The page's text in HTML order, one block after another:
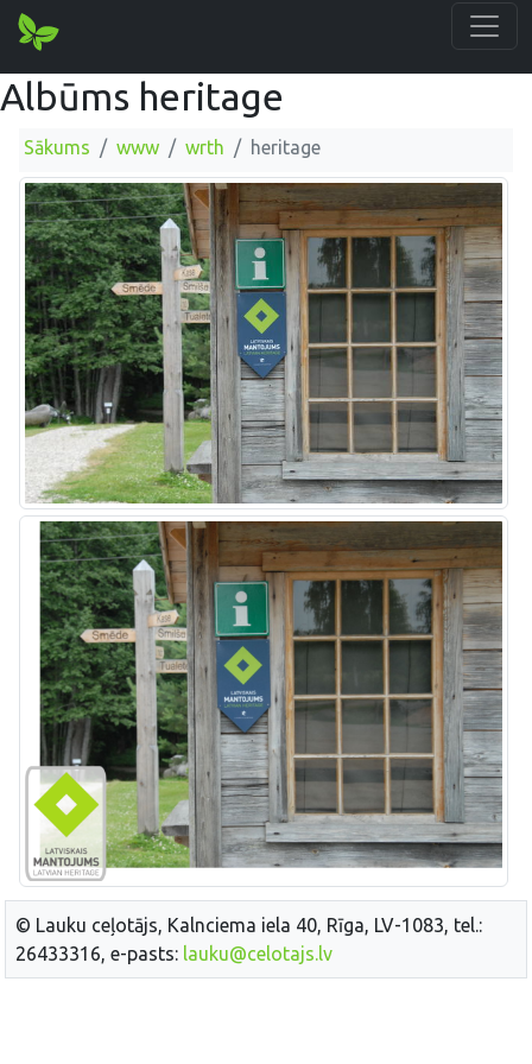
Albūms heritage
Sākums www wrth heritage
© Lauku ceļotājs, Kalnciema iela 40, Rīga, LV-1083, tel.:
26433316, e-pasts: lauku@celotajs.lv